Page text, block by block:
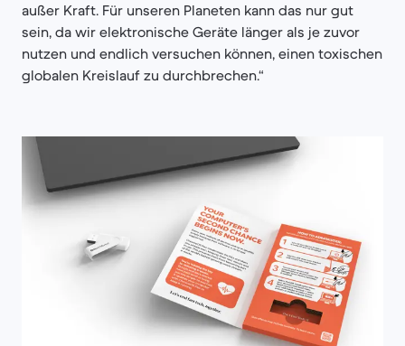
außer Kraft. Für unseren Planeten kann das nur gut
sein, da wir elektronische Geräte länger als je zuvor
nutzen und endlich versuchen können, einen toxischen
globalen Kreislauf zu durchbrechen.“